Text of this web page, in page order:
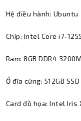
Hệ điều hành: Ubuntu
Chíp: Intel Core i7-
Ram: 8GB DDR4
Ổ đĩa cứng: 512GB
Card đồ họa: Intel Iris